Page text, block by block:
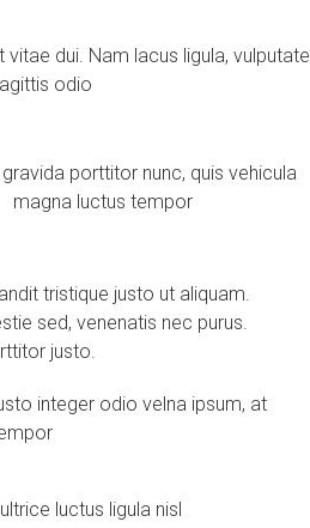
dui. Nam lacus ligula, vulputate
odio
porttitor nunc, quis vehicula
magna luctus tempor
tristique justo ut aliquam.
sed, venenatis nec purus.
justo.
integer odio velna ipsum, at
luctus ligula nisl